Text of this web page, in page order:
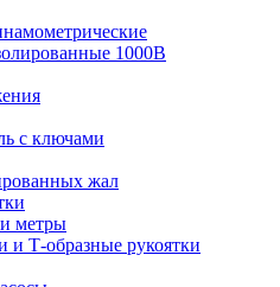
1000В
с ключами
жал
метры
Т-образные рукоятки